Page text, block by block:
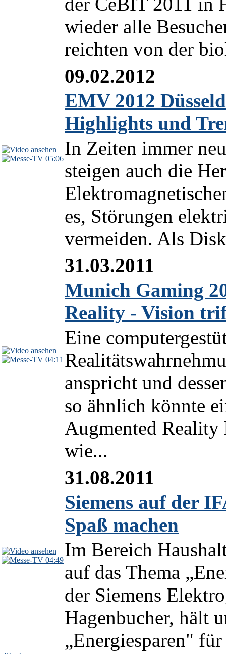
wieder alle
reichten von der
05:06
09.02.2012
EMV 2012
Highlights und
In Zeiten immer
steigen auch die
es, Störungen
vermeiden. Als
04:11
31.03.2011
Munich Gaming
Reality - Vision
Eine
anspricht und
so ähnlich könnte
Augmented Reality
wie...
04:49
31.08.2011
Siemens auf der
Spaß machen
Im Bereich
auf das Thema
der Siemens
Hagenbucher, hält
„Energiesparen"